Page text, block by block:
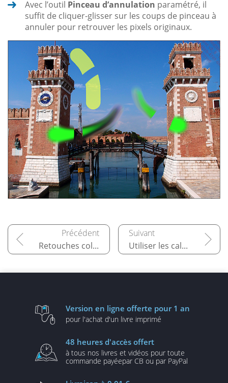
Avec l’outil Pinceau d’annulation paramétré, il
suffit de cliquer-glisser sur les coups de pinceau à
annuler pour retrouver les pixels originaux.
Retouches colorimétriques Utiliser les calques de réglage
Version en ligne offerte pour 1 an
pour l'achat d'un livre imprimé
48 heures d'accès offert
à tous nos livres et vidéos pour toute
commande payéepar CB ou par PayPal